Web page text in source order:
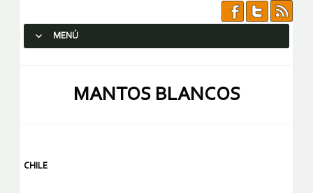
MENÚ
MANTOS BLANCOS
CHILE